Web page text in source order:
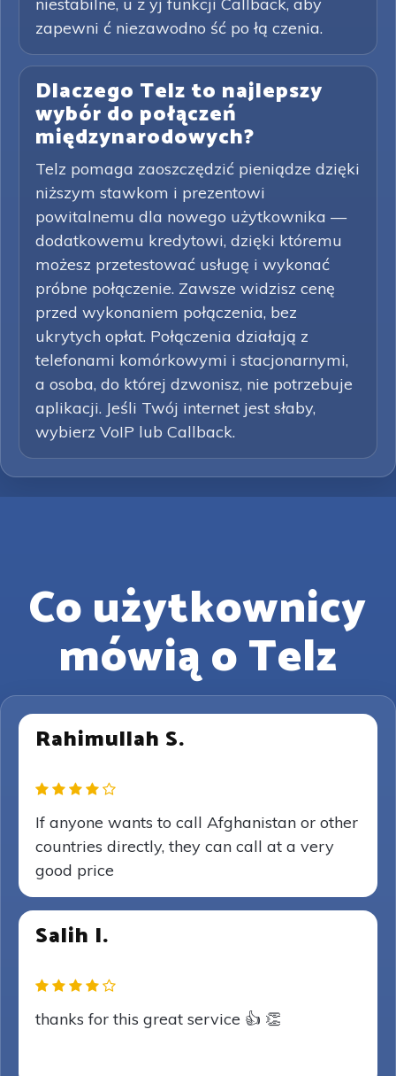
zapewni ć niezawodno ść po łą czenia.
Dlaczego Telz to najlepszy
wybór do połączeń
międzynarodowych?
Telz pomaga zaoszczędzić pieniądze dzięki
niższym stawkom i prezentowi
powitalnemu dla nowego użytkownika —
dodatkowemu kredytowi, dzięki któremu
możesz przetestować usługę i wykonać
próbne połączenie. Zawsze widzisz cenę
przed wykonaniem połączenia, bez
ukrytych opłat. Połączenia działają z
telefonami komórkowymi i stacjonarnymi,
a osoba, do której dzwonisz, nie potrzebuje
aplikacji. Jeśli Twój internet jest słaby,
wybierz VoIP lub Callback.
Co użytkownicy
mówią o Telz
Rahimullah S.
If anyone wants to call Afghanistan or other
countries directly, they can call at a very
good price
Salih I.
thanks for this great service 👍 👏